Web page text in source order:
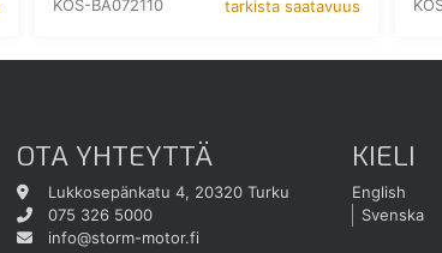
KOS-BA072110 tarkista saatavuus
OTA YHTEYTTÄ
Lukkosepänkatu 4, 20320 Turku
075 326 5000
info@storm-motor.fi
KIELI
English
Svenska